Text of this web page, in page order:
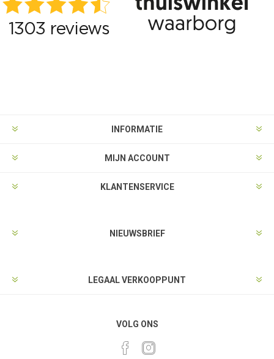
INFORMATIE
MIJN ACCOUNT
KLANTENSERVICE
NIEUWSBRIEF
LEGAAL VERKOOPPUNT
VOLG ONS